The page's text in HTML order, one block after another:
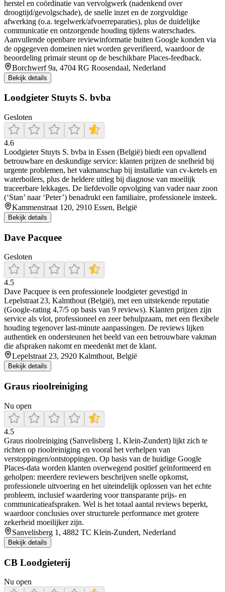
herstel en coördinatie van vervolgwerk (nadenkend over
droogtijd/gevolgschade), de snelle inzet en de zorgvuldige
afwerking (o.a. tegelwerk/afvoerreparaties), plus de duidelijke
communicatie en ontzorgende houding tijdens waterschades.
Aanvullende openbare reviewinformatie buiten Google konden via
de opgegeven domeinen niet worden geverifieerd, waardoor de
beoordeling primair steunt op de beschikbare Places-feedback.
Borchwerf 9a, 4704 RG Roosendaal, Nederland
Bekijk details
Loodgieter Stuyts S. bvba
Gesloten
4.6
Loodgieter Stuyts S. bvba in Essen (België) biedt een opvallend
betrouwbare en deskundige service: klanten prijzen de snelheid bij
urgente problemen, het vakmanschap bij installatie van cv‑ketels en
waterboilers, plus de heldere uitleg bij diagnose van moeilijk
traceerbare lekkages. De liefdevolle opvolging van vader naar zoon
(‘Stan’ naar ‘Peter’) benadrukt een familiaire, professionele insteek.
Kammenstraat 120, 2910 Essen, België
Bekijk details
Dave Pacquee
Gesloten
4.5
Dave Pacquee is een professionele loodgieter gevestigd in
Lepelstraat 23, Kalmthout (België), met een uitstekende reputatie
(Google-rating 4,7/5 op basis van 9 reviews). Klanten prijzen zijn
service als vlot, professioneel en zeer behulpzaam, met een flexibele
houding tegenover last-minute aanpassingen. De reviews lijken
authentiek en ondersteunen het beeld van een betrouwbare vakman
die afspraken nakomt en meedenkt met de klant.
Lepelstraat 23, 2920 Kalmthout, België
Bekijk details
Graus rioolreiniging
Nu open
4.5
Graus rioolreiniging (Sanvelisberg 1, Klein-Zundert) lijkt zich te
richten op rioolreiniging en vooral het verhelpen van
verstoppingen/ontstoppingen. Op basis van de huidige Google
Places-data worden klanten overwegend positief geïnformeerd en
geholpen: meerdere reviewers beschrijven snelle opkomst,
professionele uitvoering en het uiteindelijk oplossen van het echte
probleem, inclusief waardering voor transparante prijs- en
communicatieafspraken. Wel is het totaal aantal reviews beperkt,
waardoor conclusies over structurele performance met grotere
zekerheid moeilijker zijn.
Sanvelisberg 1, 4882 TC Klein-Zundert, Nederland
Bekijk details
CB Loodgieterij
Nu open